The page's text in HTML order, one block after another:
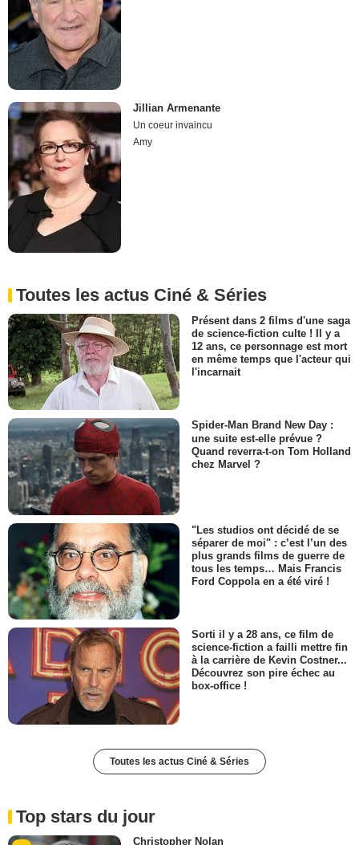
Jillian Armenante
Un coeur invaincu
Amy
Toutes les actus Ciné & Séries
Présent dans 2 films d'une saga
de science-fiction culte ! Il y a
12 ans, ce personnage est mort
en même temps que l'acteur qui
l'incarnait
Spider-Man Brand New Day :
une suite est-elle prévue ?
Quand reverra-t-on Tom Holland
chez Marvel ?
"Les studios ont décidé de se
séparer de moi" : c’est l’un des
plus grands films de guerre de
tous les temps… Mais Francis
Ford Coppola en a été viré !
Sorti il y a 28 ans, ce film de
science-fiction a failli mettre fin
à la carrière de Kevin Costner...
Découvrez son pire échec au
box-office !
Toutes les actus Ciné & Séries
Top stars du jour
Christopher Nolan